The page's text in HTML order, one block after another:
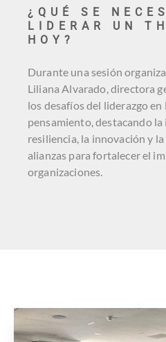
¿QUÉ SE
LIDERAR UN
HOY?
Durante una sesión
Liliana Alvarado, directora
los desafíos del liderazgo
pensamiento, destacando
resiliencia, la innovación y
alianzas para fortalecer el
organizaciones.